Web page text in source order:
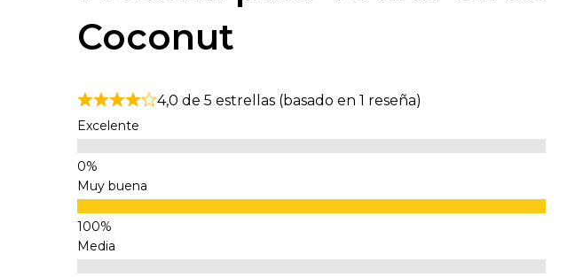
Coconut
4,0 de 5 estrellas (basado en 1 reseña)
Excelente
Muy buena
Media